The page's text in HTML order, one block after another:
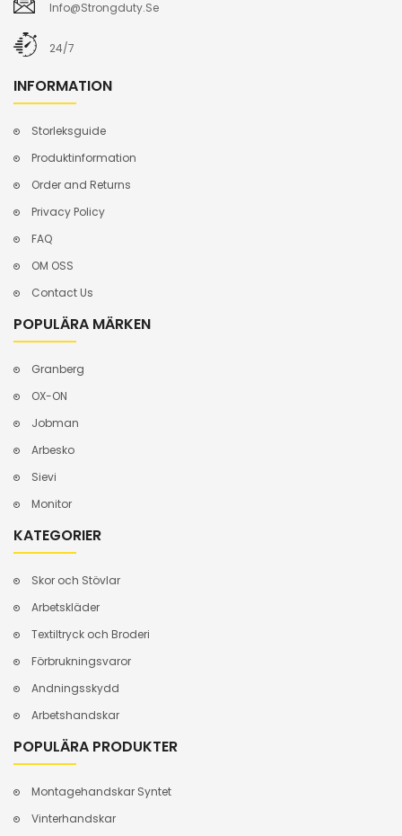
Info@strongduty.se
24/7
INFORMATION
Storleksguide
Produktinformation
Order and Returns
Privacy Policy
FAQ
OM OSS
Contact Us
POPULÄRA MÄRKEN
Granberg
OX-ON
Jobman
Arbesko
Sievi
Monitor
KATEGORIER
Skor och Stövlar
Arbetskläder
Textiltryck och Broderi
Förbrukningsvaror
Andningsskydd
Arbetshandskar
POPULÄRA PRODUKTER
Montagehandskar Syntet
Vinterhandskar